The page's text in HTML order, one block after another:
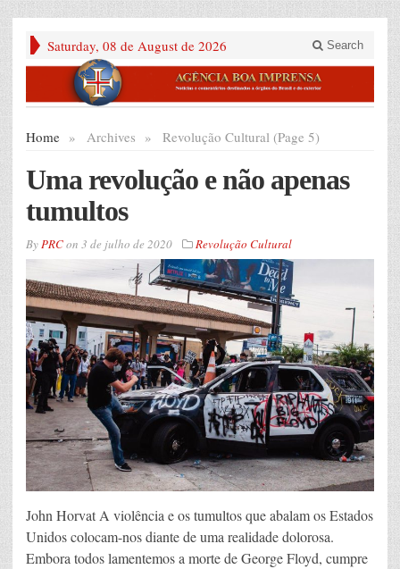
Saturday, 08 de August de 2026 Search
Home » Archives » Revolução Cultural (Page 5)
Uma revolução e não apenas
tumultos
ByPRCon 3 de julho de 2020 Revolução Cultural
John Horvat A violência e os tumultos que abalam os Estados
Unidos colocam-nos diante de uma realidade dolorosa.
Embora todos lamentemos a morte de George Floyd, cumpre